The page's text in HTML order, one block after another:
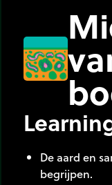
De aard en
begrijpen.